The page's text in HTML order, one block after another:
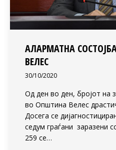
АЛАРМАТНА
ВЕЛЕС
30/10/2020
Од ден во ден, бројот на
во Општина Велес
Досега се
седум граѓани заразени
259 се…